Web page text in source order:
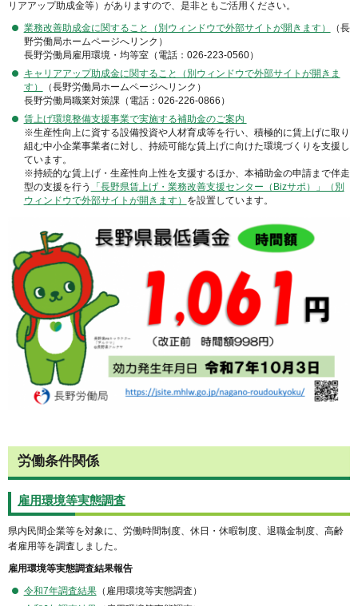
リアアップ助成金等）がありますので、是非ともご活用ください。
業務改善助成金に関すること（別ウィンドウで外部サイトが開きます）
（長
野労働局ホームページへリンク）
長野労働局雇用環境・均等室（電話：026-223-0560）
キャリアアップ助成金に関すること（別ウィンドウで外部サイトが開きま
す）
（長野労働局ホームページへリンク）
長野労働局職業対策課（電話：026-226-0866）
賃上げ環境整備支援事業で実施する補助金のご案内
※生産性向上に資する設備投資や人材育成等を行い、積極的に賃上げに取り
組む中小企業事業者に対し、持続可能な賃上げに向けた環境づくりを支援し
ています。
※持続的な賃上げ・生産性向上性を支援するほか、本補助金の申請まで伴走
型の支援を行う
「長野県賃上げ・業務改善支援センター（Bizサポ）」（別
ウィンドウで外部サイトが開きます） を設置しています。
労働条件関係
雇用環境等実態調査
県内民間企業等を対象に、労働時間制度、休日・休暇制度、退職金制度、高齢
者雇用等を調査しました。
雇用環境等実態調査結果報告
令和7年調査結果（雇用環境等実態調査）